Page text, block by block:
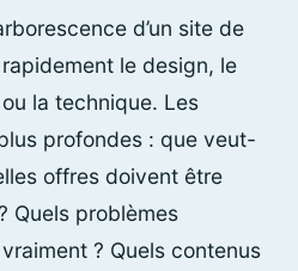
d’un site de
le design, le
la technique. Les
profondes : que veut-
offres doivent être
Quels problèmes
? Quels contenus